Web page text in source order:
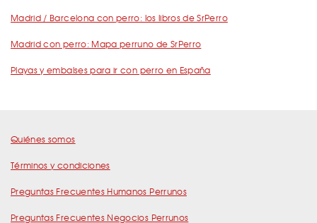
Madrid / Barcelona con perro: los libros de SrPerro
Madrid con perro: Mapa perruno de SrPerro
Playas y embalses para ir con perro en España
Quiénes somos
Términos y condiciones
Preguntas Frecuentes Humanos Perrunos
Preguntas Frecuentes Negocios Perrunos